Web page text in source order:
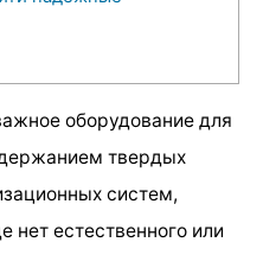
оборудование для
твердых
систем,
нет естественного или